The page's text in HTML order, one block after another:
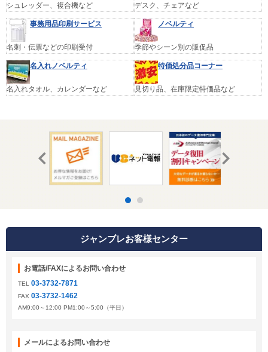
シュレッダー、複合機など デスク、チェアなど
事務用品印刷サービス
名刺・伝票などの印刷受付
ノベルティ
季節やシーン別の販促品
名入れノベルティ
名入れタオル、カレンダーなど
特価処分品コーナー
見切り品、在庫限定特価品など
ジャンブレお客様センター
お電話/FAXによるお問い合わせ
TEL 03-3732-7871
FAX 03-3732-1462
AM9:00～12:00 PM1:00～5:00（平日）
メールによるお問い合わせ